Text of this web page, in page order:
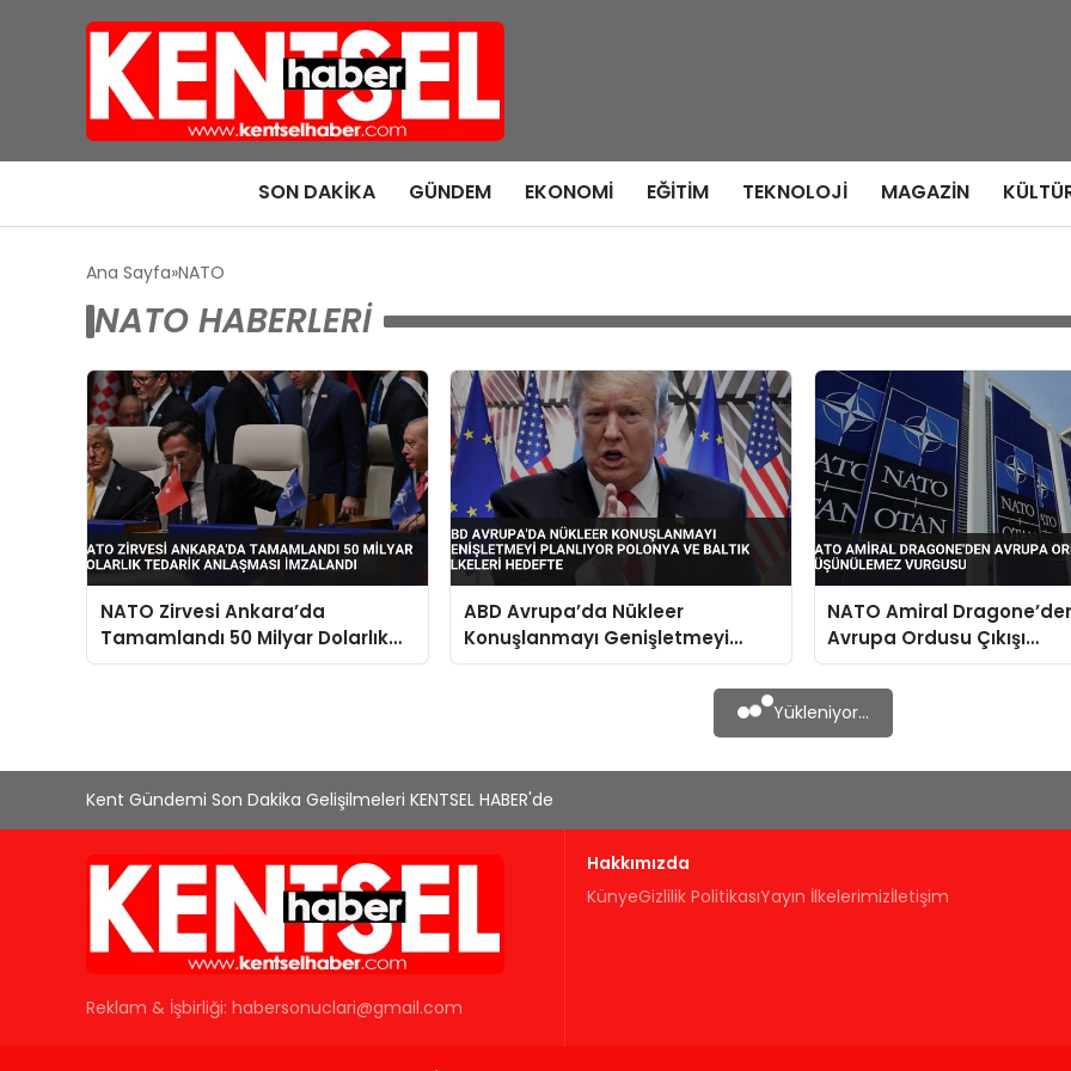
SON DAKIKA GÜNDEM EKONOMI EĞITIM TEKNOLOJI MAGAZIN
Ana Sayfa NATO
NATO HABERLERI
NATO Zirvesi Ankara’da
Tamamlandı 50 Milyar Dolarlık
Tedarik Anlaşması İmzalandı
ABD Avrupa’da Nükleer
Konuşlanmayı Genişletmeyi
Planlıyor Polonya ve Baltık
NATO Amiral
Avrupa Ordusu Çıkışı
Düşünülemez Vurgusu
Yükleniyor...
Kent Gündemi Son Dakika Gelişilmeleri KENTSEL HABER'de
Reklam & İşbirliği: habersonuclari@gmail.com
Hakkımızda
KünyeGizlilik PolitikasıYayın İlkelerimizİletişim